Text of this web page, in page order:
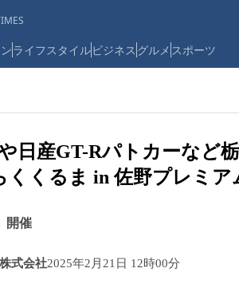
ライフスタイルビジネス グルメ スポーツ
日産GT-Rパトカーなど
くるま in 佐野プレミア
開催
式会社2025年2月21日 12時00分